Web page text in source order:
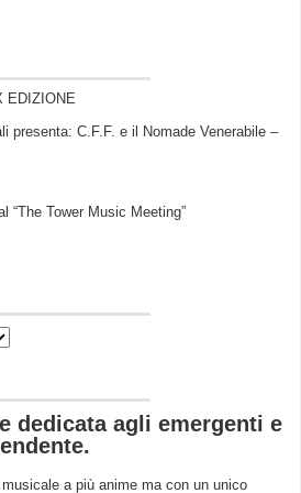
EDIZIONE
presenta: C.F.F. e il Nomade Venerabile –
“The Tower Music Meeting”
dedicata agli emergenti e
a più anime ma con un unico